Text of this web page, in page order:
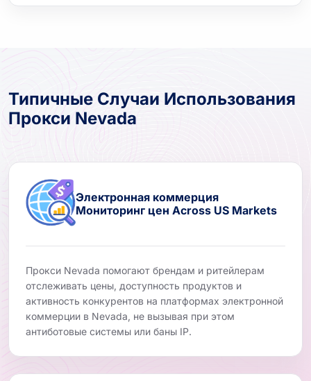
Типичные Случаи Использования
Прокси Nevada
Электронная коммерция
Мониторинг цен Across US Markets
Прокси Nevada помогают брендам и ритейлерам
отслеживать цены, доступность продуктов и
активность конкурентов на платформах электронной
коммерции в Nevada, не вызывая при этом
антиботовые системы или баны IP.